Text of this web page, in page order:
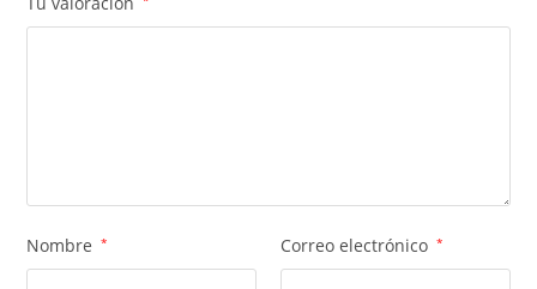
Nombre * Correo electrónico *